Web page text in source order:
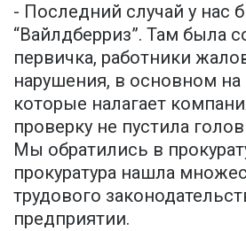
- Последний случай у нас
“Вайлдберриз”. Там была
первичка, работники
нарушения, в основном
которые налагает
проверку не пустила
Мы обратились в
прокуратура нашла
трудового
предприятии.